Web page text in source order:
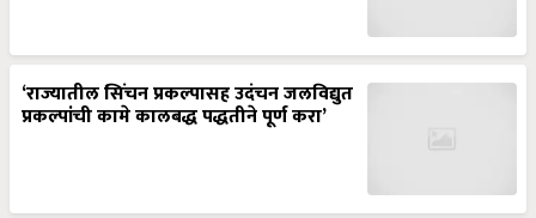
‘राज्यातील सिंचन प्रकल्पासह उदंचन जलविद्युत
प्रकल्पांची कामे कालबद्ध पद्धतीने पूर्ण करा’